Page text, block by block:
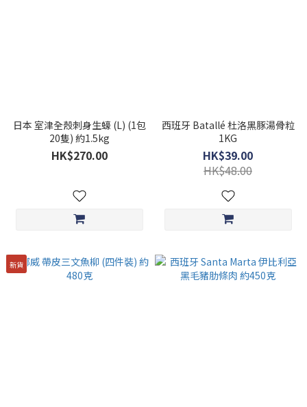
日本 室津全殼刺身生蠔 (L) (1包
20隻) 約1.5kg
HK$270.00
西班牙 Batallé 杜洛黑豚湯骨粒
1KG
HK$39.00
HK$48.00
新貨